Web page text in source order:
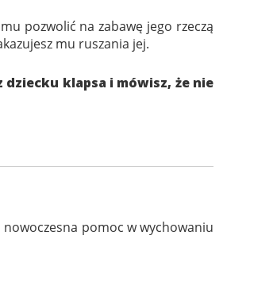
pozwolić na zabawę jego rzeczą
mu ruszania jej.
klapsa i mówisz, że nie
pomoc w wychowaniu